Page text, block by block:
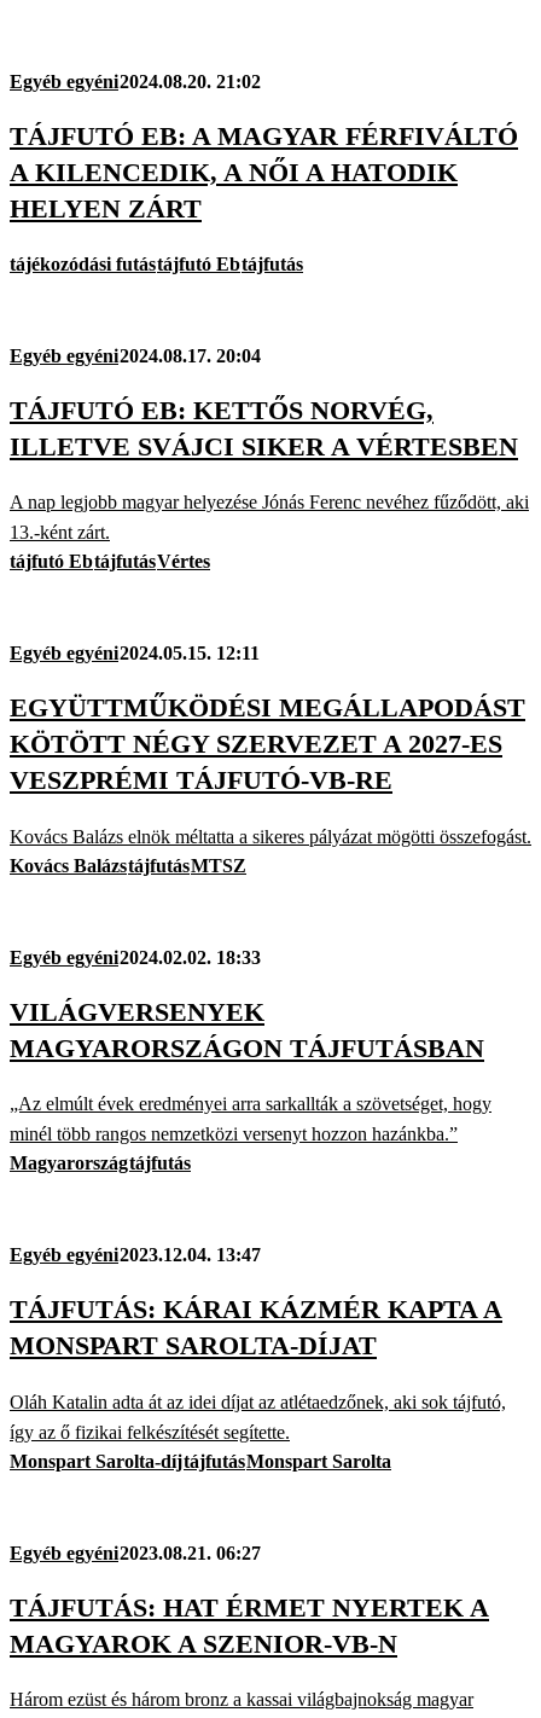
Egyéb egyéni2024.08.20. 21:02
TÁJFUTÓ EB: A MAGYAR FÉRFIVÁLTÓ
A KILENCEDIK, A NŐI A HATODIK
HELYEN ZÁRT
tájékozódási futástájfutó Ebtájfutás
Egyéb egyéni2024.08.17. 20:04
TÁJFUTÓ EB: KETTŐS NORVÉG,
ILLETVE SVÁJCI SIKER A VÉRTESBEN
A nap legjobb magyar helyezése Jónás Ferenc nevéhez fűződött, aki
13.-ként zárt.
tájfutó EbtájfutásVértes
Egyéb egyéni2024.05.15. 12:11
EGYÜTTMŰKÖDÉSI MEGÁLLAPODÁST
KÖTÖTT NÉGY SZERVEZET A 2027-ES
VESZPRÉMI TÁJFUTÓ-VB-RE
Kovács Balázs elnök méltatta a sikeres pályázat mögötti összefogást.
Kovács BalázstájfutásMTSZ
Egyéb egyéni2024.02.02. 18:33
VILÁGVERSENYEK
MAGYARORSZÁGON TÁJFUTÁSBAN
„Az elmúlt évek eredményei arra sarkallták a szövetséget, hogy
minél több rangos nemzetközi versenyt hozzon hazánkba.”
Magyarországtájfutás
Egyéb egyéni2023.12.04. 13:47
TÁJFUTÁS: KÁRAI KÁZMÉR KAPTA A
MONSPART SAROLTA-DÍJAT
Oláh Katalin adta át az idei díjat az atlétaedzőnek, aki sok tájfutó,
így az ő fizikai felkészítését segítette.
Monspart Sarolta-díjtájfutásMonspart Sarolta
Egyéb egyéni2023.08.21. 06:27
TÁJFUTÁS: HAT ÉRMET NYERTEK A
MAGYAROK A SZENIOR-VB-N
Három ezüst és három bronz a kassai világbajnokság magyar